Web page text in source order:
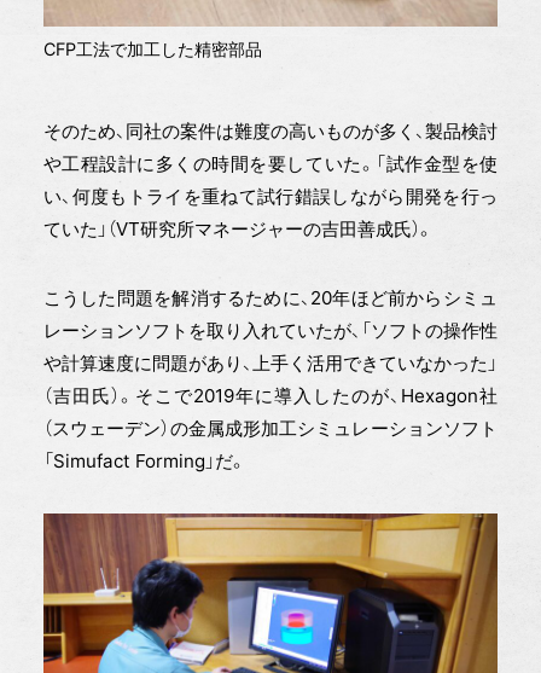
CFP工法で加工した精密部品
そのため、同社の案件は難度の高いものが多く、製品検討
や工程設計に多くの時間を要していた。「試作金型を使
い、何度もトライを重ねて試行錯誤しながら開発を行っ
ていた」（VT研究所マネージャーの吉田善成氏）。
こうした問題を解消するために、20年ほど前からシミュ
レーションソフトを取り入れていたが、「ソフトの操作性
や計算速度に問題があり、上手く活用できていなかった」
（吉田氏）。そこで2019年に導入したのが、Hexagon社
（スウェーデン）の金属成形加工シミュレーションソフト
「Simufact Forming」だ。